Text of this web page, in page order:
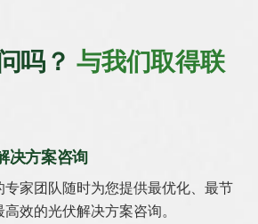
吗？与我们取得联
决方案咨询
专家团队随时为您提供最优化、最节
高效的光伏解决方案咨询。